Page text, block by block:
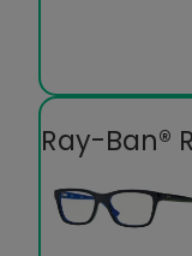
Ray-Ban®